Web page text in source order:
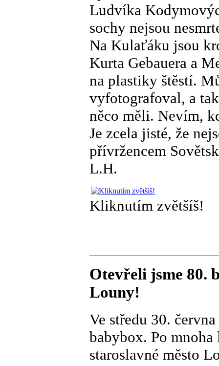
Ludvíka
sochy nejsou
Na Kulaťáku jsou
Kurta Gebauera a
na plastiky štěstí.
vyfotografoval, a
něco měli. Nevím,
Je zcela jisté, že
přívržencem
L.H.
Kliknutím zvětšíš!
Otevřeli jsme 80.
Louny!
Ve středu 30.
babybox. Po
staroslavné město